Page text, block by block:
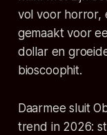
vol voor horror,
gemaakt voor
dollar en
bioscoophit.
Daarmee sluit
trend in 2026: